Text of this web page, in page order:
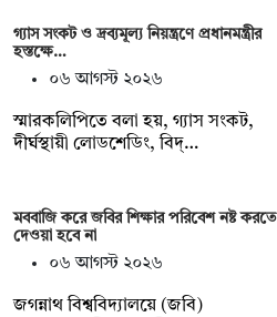
গ্যাস সংকট ও দ্রব্যমূল্য নিয়ন্ত্রণে প্রধানমন্ত্রীর
হস্তক্ষে…
০৬ আগস্ট ২০২৬
স্মারকলিপিতে বলা হয়, গ্যাস সংকট,
দীর্ঘস্থায়ী লোডশেডিং, বিদ্…
মববাজি করে জবির শিক্ষার পরিবেশ নষ্ট করতে
দেওয়া হবে না
০৬ আগস্ট ২০২৬
জগন্নাথ বিশ্ববিদ্যালয়ে (জবি)